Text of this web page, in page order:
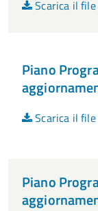
Scarica il file
Piano
Scarica il file
Piano